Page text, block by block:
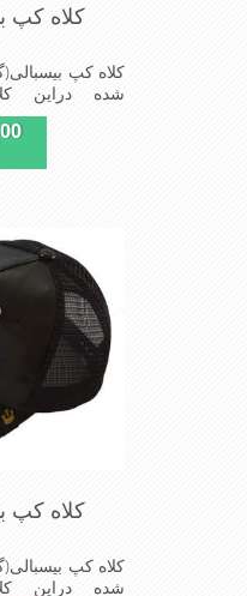
کلاه کپ
کلاه کپ
شده دراین
استفاده است
in chaina
کلاه کپ
کلاه کپ
شده دراین